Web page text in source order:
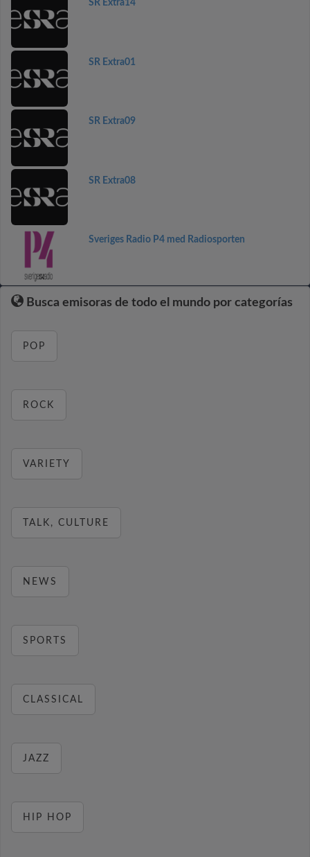
SR Extra14
SR Extra01
SR Extra09
SR Extra08
Sveriges Radio P4 med Radiosporten
Busca emisoras de todo el mundo por categorías
POP
ROCK
VARIETY
TALK, CULTURE
NEWS
SPORTS
CLASSICAL
JAZZ
HIP HOP